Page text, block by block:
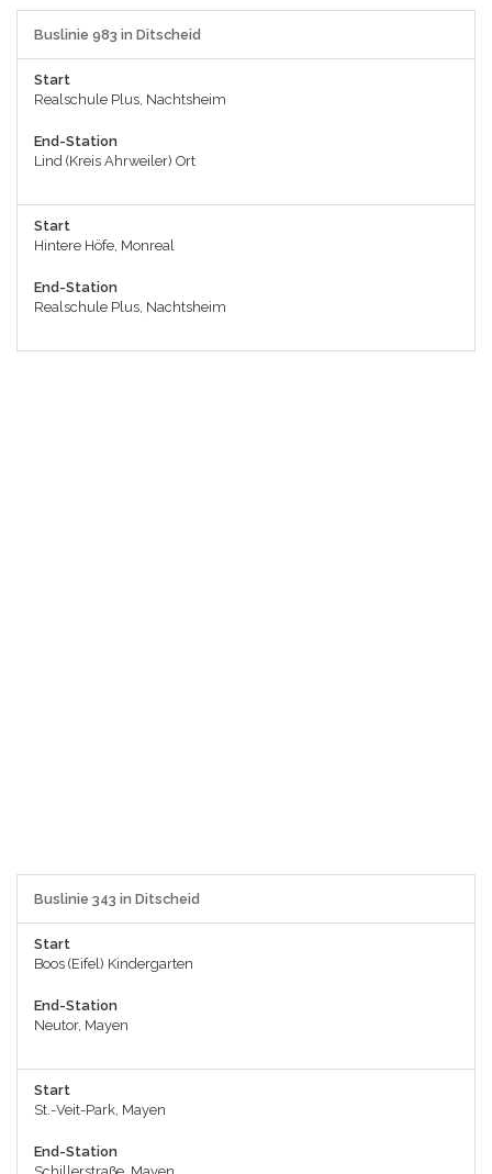
Buslinie 983 in Ditscheid
Start
Realschule Plus, Nachtsheim
End-Station
Lind (Kreis Ahrweiler) Ort
Start
Hintere Höfe, Monreal
End-Station
Realschule Plus, Nachtsheim
Buslinie 343 in Ditscheid
Start
Boos (Eifel) Kindergarten
End-Station
Neutor, Mayen
Start
St.-Veit-Park, Mayen
End-Station